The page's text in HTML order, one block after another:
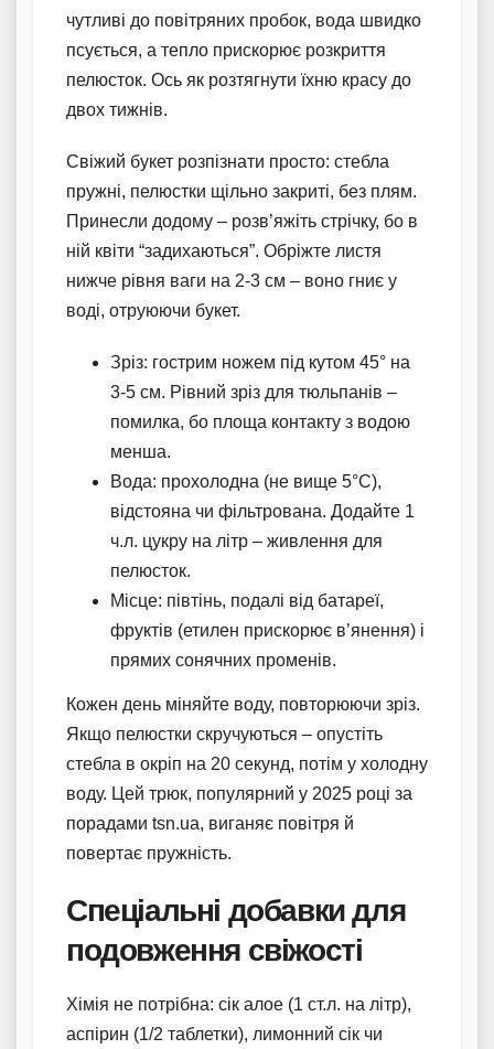
чутливі до повітряних пробок, вода швидко
псується, а тепло прискорює розкриття
пелюсток. Ось як розтягнути їхню красу до
двох тижнів.
Свіжий букет розпізнати просто: стебла
пружні, пелюстки щільно закриті, без плям.
Принесли додому – розв’яжіть стрічку, бо в
ній квіти “задихаються”. Обріжте листя
нижче рівня ваги на 2-3 см – воно гниє у
воді, отруюючи букет.
Зріз: гострим ножем під кутом 45° на
3-5 см. Рівний зріз для тюльпанів –
помилка, бо площа контакту з водою
менша.
Вода: прохолодна (не вище 5°C),
відстояна чи фільтрована. Додайте 1
ч.л. цукру на літр – живлення для
пелюсток.
Місце: півтінь, подалі від батареї,
фруктів (етилен прискорює в’янення) і
прямих сонячних променів.
Кожен день міняйте воду, повторюючи зріз.
Якщо пелюстки скручуються – опустіть
стебла в окріп на 20 секунд, потім у холодну
воду. Цей трюк, популярний у 2025 році за
порадами tsn.ua, виганяє повітря й
повертає пружність.
Спеціальні добавки для
подовження свіжості
Хімія не потрібна: сік алое (1 ст.л. на літр),
аспірин (1/2 таблетки), лимонний сік чи